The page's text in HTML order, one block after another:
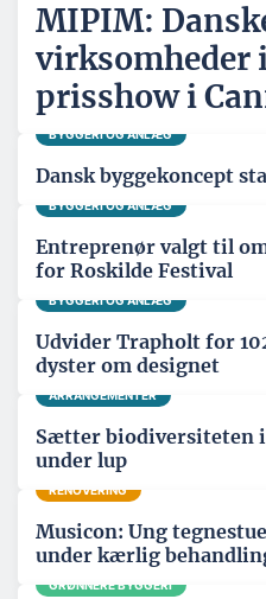
MIPIM:
virksomheder
prisshow i
BYGGERI OG ANLÆG
Dansk byggekoncept
BYGGERI OG ANLÆG
Entreprenør valgt til
for Roskilde Festival
BYGGERI OG ANLÆG
Udvider Trapholt for
dyster om designet
ARRANGEMENTER
Sætter biodiversiteten
under lup
RENOVERING
Musicon: Ung
under kærlig
GRØNNERE BYGGERI